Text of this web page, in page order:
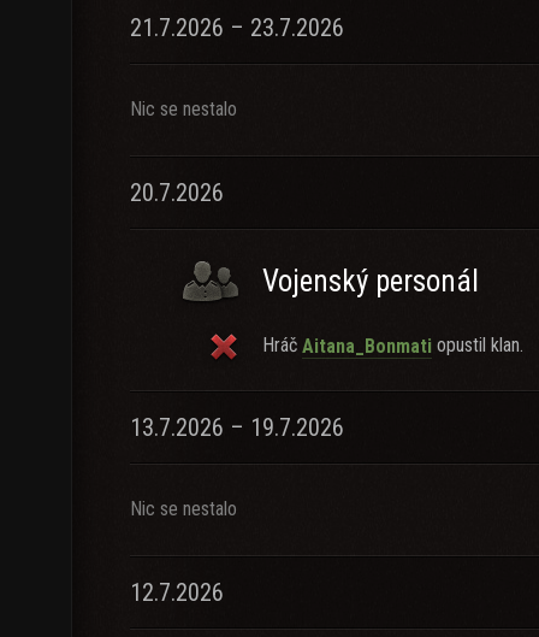
21.7.2026 – 23.7.2026
Nic se nestalo
20.7.2026
Vojenský personál
Hráč Aitana_Bonmati opustil klan.
13.7.2026 – 19.7.2026
Nic se nestalo
12.7.2026